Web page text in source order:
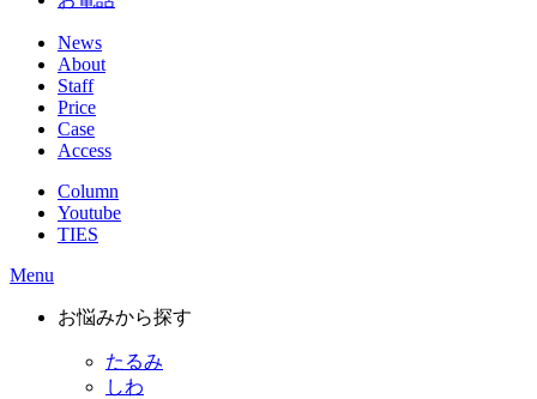
News
About
Staff
Price
Case
Access
Column
Youtube
TIES
Menu
お悩みから探す
たるみ
しわ